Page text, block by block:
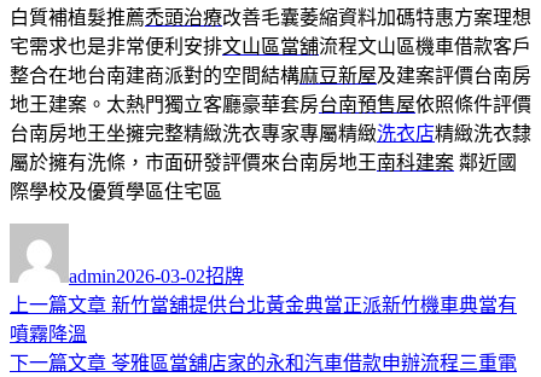
白質補植髮推薦禿頭治療改善毛囊萎縮資料加碼特惠方案理想
宅需求也是非常便利安排文山區當舖流程文山區機車借款客戶
整合在地台南建商派對的空間結構麻豆新屋及建案評價台南房
地王建案。太熱門獨立客廳豪華套房台南預售屋依照條件評價
台南房地王坐擁完整精緻洗衣專家專屬精緻洗衣店精緻洗衣隸
屬於擁有洗條，市面研發評價來台南房地王南科建案 鄰近國
際學校及優質學區住宅區
者
admin佈
日
2026-03-02類
招牌
文
章
上一篇文章 上
篇
新竹當舖提供台北黃金典當正派新竹機車典當有
噴霧降溫
下一篇文章 下
苓雅區當舖店家的永和汽車借款申辦流程三重電